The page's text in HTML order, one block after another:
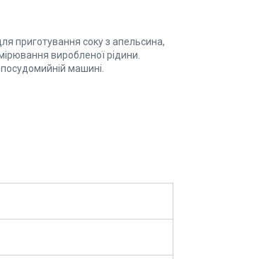
приготування соку з апельсина,
виробленої рідини.
машині.